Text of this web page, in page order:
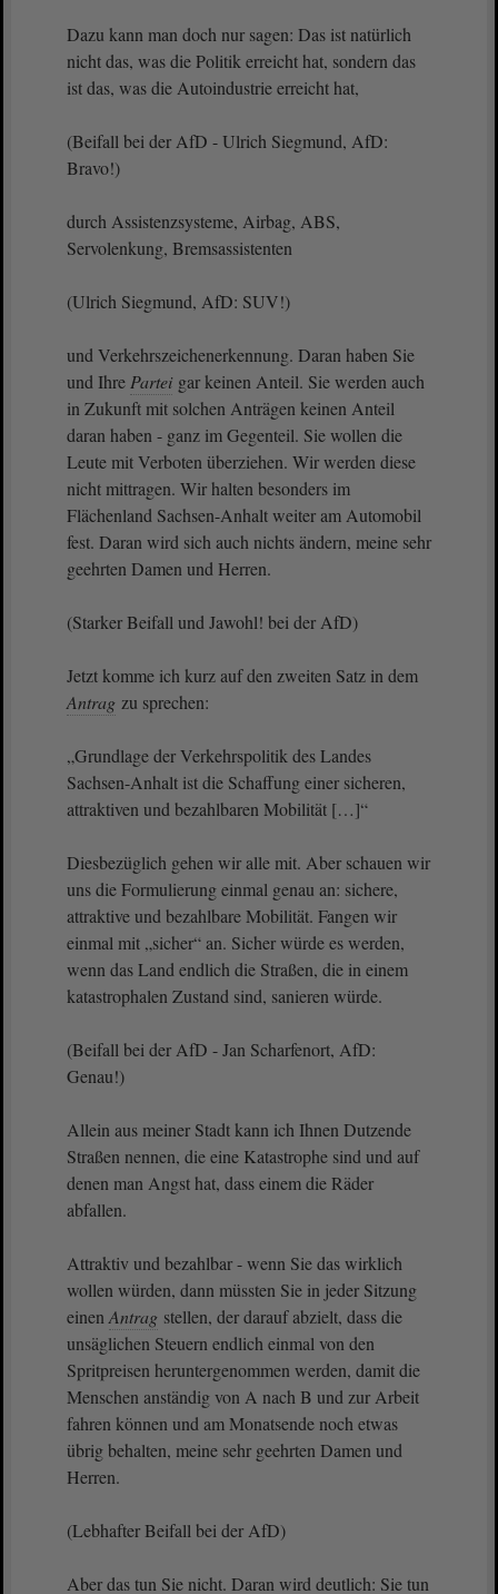
Dazu kann man doch nur sagen: Das ist natürlich
nicht das, was die Politik erreicht hat, sondern das
ist das, was die Autoindustrie erreicht hat,
(Beifall bei der AfD - Ulrich Siegmund, AfD:
Bravo!)
durch Assistenzsysteme, Airbag, ABS,
Servolenkung, Bremsassistenten
(Ulrich Siegmund, AfD: SUV!)
und Verkehrszeichenerkennung. Daran haben Sie
und Ihre Partei gar keinen Anteil. Sie werden auch
in Zukunft mit solchen Anträgen keinen Anteil
daran haben - ganz im Gegenteil. Sie wollen die
Leute mit Verboten überziehen. Wir werden diese
nicht mittragen. Wir halten besonders im
Flächenland Sachsen-Anhalt weiter am Automobil
fest. Daran wird sich auch nichts ändern, meine sehr
geehrten Damen und Herren.
(Starker Beifall und Jawohl! bei der AfD)
Jetzt komme ich kurz auf den zweiten Satz in dem
Antrag zu sprechen:
„Grundlage der Verkehrspolitik des Landes
Sachsen-Anhalt ist die Schaffung einer sicheren,
attraktiven und bezahlbaren Mobilität […]“
Diesbezüglich gehen wir alle mit. Aber schauen wir
uns die Formulierung einmal genau an: sichere,
attraktive und bezahlbare Mobilität. Fangen wir
einmal mit „sicher“ an. Sicher würde es werden,
wenn das Land endlich die Straßen, die in einem
katastrophalen Zustand sind, sanieren würde.
(Beifall bei der AfD - Jan Scharfenort, AfD:
Genau!)
Allein aus meiner Stadt kann ich Ihnen Dutzende
Straßen nennen, die eine Katastrophe sind und auf
denen man Angst hat, dass einem die Räder
abfallen.
Attraktiv und bezahlbar - wenn Sie das wirklich
wollen würden, dann müssten Sie in jeder Sitzung
einen Antrag stellen, der darauf abzielt, dass die
unsäglichen Steuern endlich einmal von den
Spritpreisen heruntergenommen werden, damit die
Menschen anständig von A nach B und zur Arbeit
fahren können und am Monatsende noch etwas
übrig behalten, meine sehr geehrten Damen und
Herren.
(Lebhafter Beifall bei der AfD)
Aber das tun Sie nicht. Daran wird deutlich: Sie tun